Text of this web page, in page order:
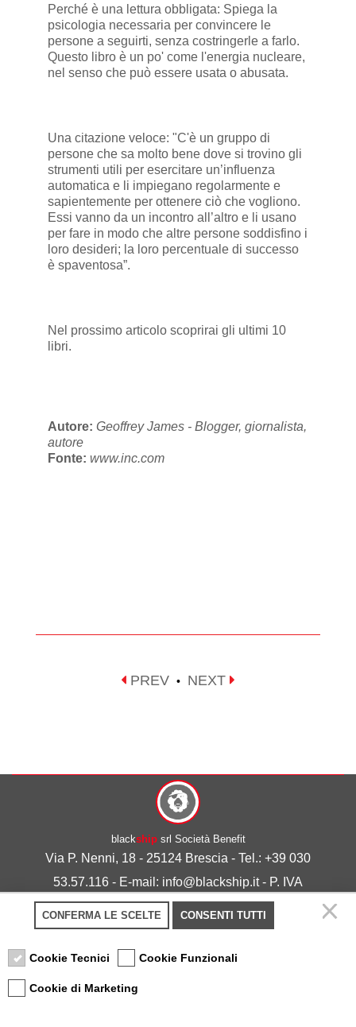
Perché è una lettura obbligata: Spiega la
psicologia necessaria per convincere le
persone a seguirti, senza costringerle a farlo.
Questo libro è un po' come l'energia nucleare,
nel senso che può essere usata o abusata.
Una citazione veloce: "C'è un gruppo di
persone che sa molto bene dove si trovino gli
strumenti utili per esercitare un’influenza
automatica e li impiegano regolarmente e
sapientemente per ottenere ciò che vogliono.
Essi vanno da un incontro all’altro e li usano
per fare in modo che altre persone soddisfino i
loro desideri; la loro percentuale di successo
è spaventosa”.
Nel prossimo articolo scoprirai gli ultimi 10
libri.
Autore: Geoffrey James - Blogger, giornalista,
autore
Fonte: www.inc.com
PREV • NEXT
blackshipsrl Società Benefit
Via P. Nenni, 18 - 25124 Brescia - Tel.: +39 030
53.57.116 - E-mail: info@blackship.it - P. IVA
03492980986
Privacy policy-Cookie policy
CONFERMA LE SCELTE CONSENTI TUTTI
Cookie Tecnici Cookie Funzionali
Cookie di Marketing